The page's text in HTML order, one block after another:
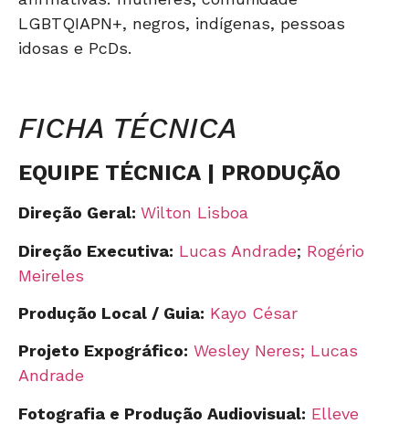
LGBTQIAPN+, negros, indígenas, pessoas
idosas e PcDs.
FICHA TÉCNICA
EQUIPE TÉCNICA | PRODUÇÃO
Direção Geral: Wilton Lisboa
Direção Executiva: Lucas Andrade; Rogério
Meireles
Produção Local / Guia: Kayo César
Projeto Expográfico: Wesley Neres; Lucas
Andrade
Fotografia e Produção Audiovisual: Elleve